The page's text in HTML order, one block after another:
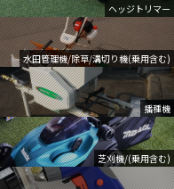
ヘッジトリマー
水田管理機/除草/溝切り機(乗用含む)
播種機
芝刈機/(乗用含む)